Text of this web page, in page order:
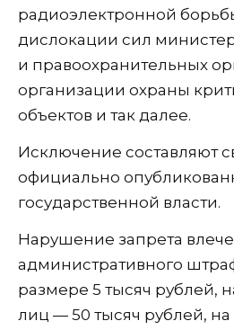
радиоэлектронной
дислокации сил
и правоохранительных
организации охраны
объектов и так далее.
Исключение составляют
официально
государственной власти.
Нарушение запрета
административного
размере 5 тысяч рублей,
лиц — 50 тысяч рублей,